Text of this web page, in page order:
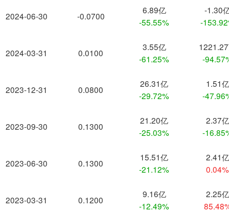
2024-06-30
2024-03-31
2023-12-31
2023-09-30
2023-06-30
2023-03-31
-0.0700
6.89亿
-55.55%
-1.30
-
0.0100
3.55亿
-61.25%
-
0.0800
26.31亿
-29.72%
1.51亿
-
0.1300
21.20亿
-25.03%
2.37亿
-
0.1300
15.51亿
-21.12%
2.41亿
0.04%
0.1200
9.16亿
-12.49%
2.25亿